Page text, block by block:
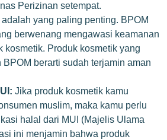
Perizinan setempat.
adalah yang paling penting. BPOM
berwenang mengawasi keamanan
kosmetik. Produk kosmetik yang
berarti sudah terjamin aman
Jika produk kosmetik kamu
muslim, maka kamu perlu
halal dari MUI (Majelis Ulama
ini menjamin bahwa produk